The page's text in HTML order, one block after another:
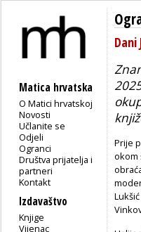
Matica hrvatska
O Matici hrvatskoj
Novosti
Učlanite se
Odjeli
Ogranci
Društva prijatelja i
partneri
Kontakt
Izdavaštvo
Knjige
Vijenac
Dani
Prije
okom